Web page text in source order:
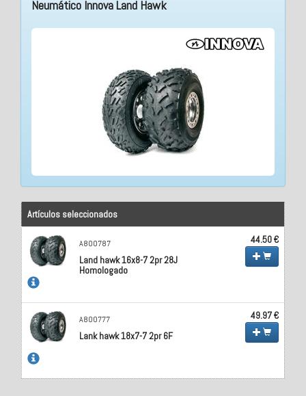
Neumático Innova Land Hawk
Artículos seleccionados
A800787
Land hawk 16x8-7 2pr 28J
Homologado
44.50 €
A800777
Lank hawk 18x7-7 2pr 6F
49.97 €